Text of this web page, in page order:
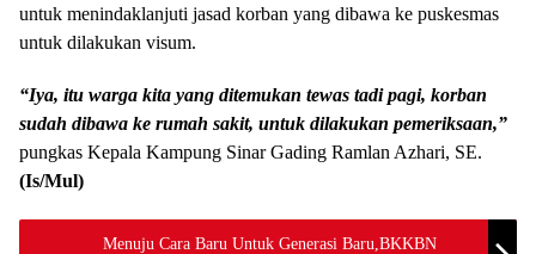
untuk menindaklanjuti jasad korban yang dibawa ke puskesmas
untuk dilakukan visum.
“Iya, itu warga kita yang ditemukan tewas tadi pagi, korban
sudah dibawa ke rumah sakit, untuk dilakukan pemeriksaan,”
pungkas Kepala Kampung Sinar Gading Ramlan Azhari, SE.
(Is/Mul)
Menuju Cara Baru Untuk Generasi Baru,BKKBN